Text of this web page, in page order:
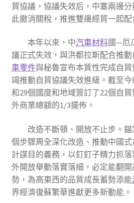
貿協議，協議失效后，中塞兩邊
此撤消關稅，推進雙邊經貿一起配
本年以來，中汽車材料國—厄
議正式失效，與洪都拉斯配合推動
車零件與秘魯宣布本質性完成自
竭推動自貿協議失效進級。截至
和29個國度和地域簽訂了22個自
外商業總額的1/3擺佈。
改造不斷頓、開放不止步。
個步驟周全深化改造、推動中國
計謀目的義務，以釘釘子精力抓
外開放舉動落實落細，必定能翻
勢，為高東西的品質成長蓄勢添能
界經濟復蘇繁華進獻更多新動能。